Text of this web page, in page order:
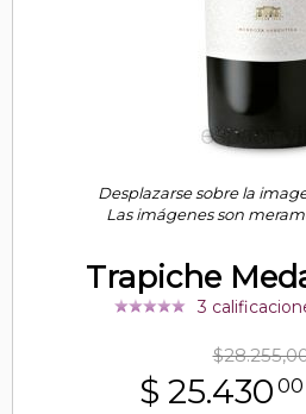
Desplazarse sobre la
Las imágenes son
Trapiche
3
$ 25.430 00